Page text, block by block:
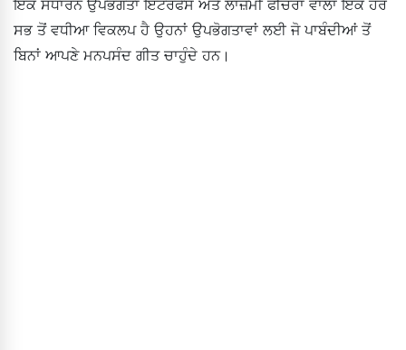
ਇੱਕ ਸਧਾਰਨ ਉਪਭੋਗਤਾ ਇੰਟਰਫੇਸ ਅਤੇ ਲਾਜ਼ਮੀ ਫੀਚਰਾਂ ਵਾਲਾ ਇੱਕ ਹੋਰ
ਸਭ ਤੋਂ ਵਧੀਆ ਵਿਕਲਪ ਹੈ ਉਹਨਾਂ ਉਪਭੋਗਤਾਵਾਂ ਲਈ ਜੋ ਪਾਬੰਦੀਆਂ ਤੋਂ
ਬਿਨਾਂ ਆਪਣੇ ਮਨਪਸੰਦ ਗੀਤ ਚਾਹੁੰਦੇ ਹਨ।